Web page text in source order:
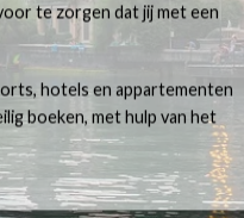
te zorgen dat jij met een
hotels en appartementen
boeken, met hulp van het